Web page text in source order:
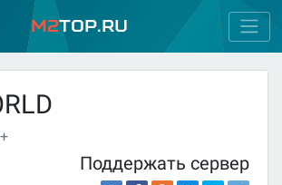
M2Top.ru
Поддержать сервер